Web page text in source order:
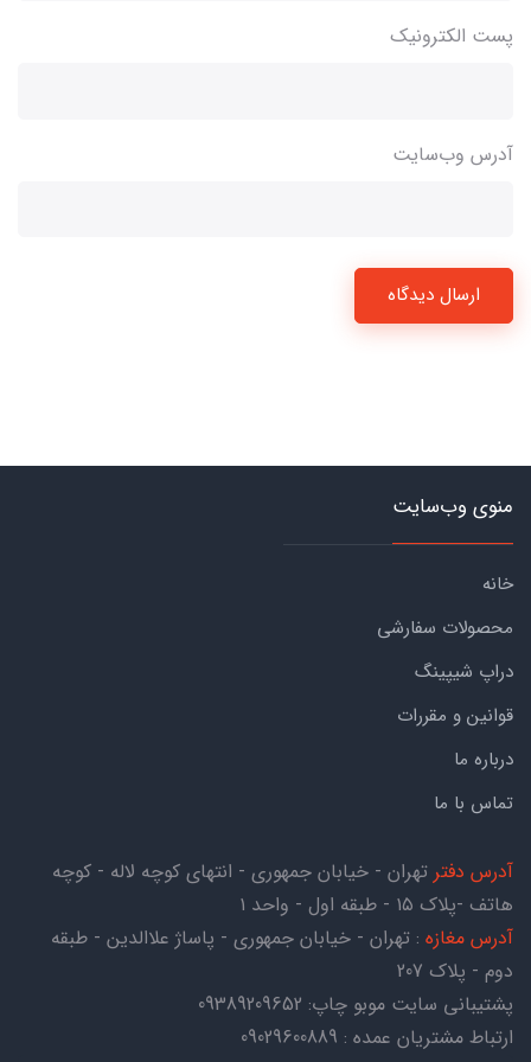
پست الکترونیک
آدرس وب‌سایت
ارسال دیدگاه
منوی وب‌سایت
خانه
محصولات سفارشی
دراپ شیپینگ
قوانین و مقررات
درباره ما
تماس با ما
آدرس دفتر تهران - خیابان جمهوری - انتهای کوچه لاله - کوچه
هاتف -پلاک ۱۵ - طبقه اول - واحد ۱
آدرس مغازه : تهران - خیابان جمهوری - پاساژ علاالدین - طبقه
دوم - پلاک 207
پشتیبانی سایت موبو چاپ: 09389209652
ارتباط مشتریان عمده : 09029600889